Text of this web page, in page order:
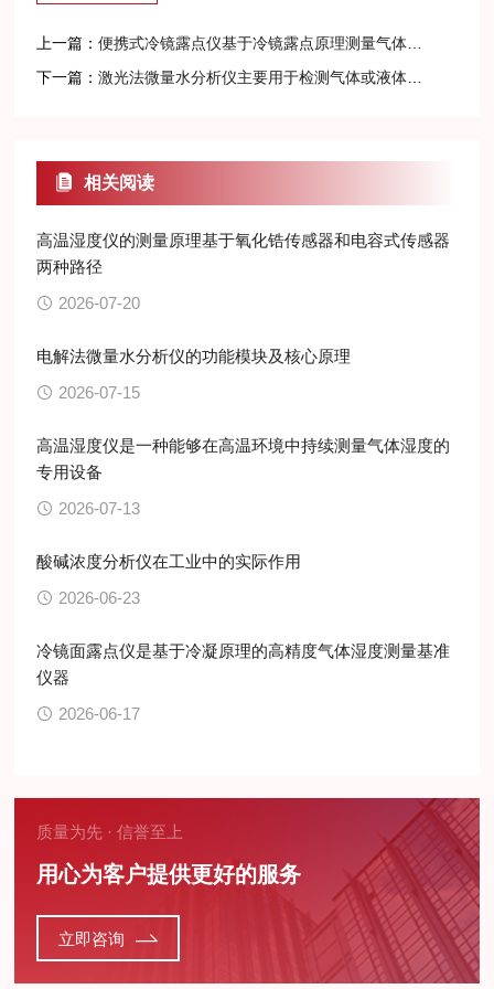
上一篇：便携式冷镜露点仪基于冷镜露点原理测量气体湿度
下一篇：激光法微量水分析仪主要用于检测气体或液体中的微量水分含量
相关阅读
高温湿度仪的测量原理基于氧化锆传感器和电容式传感器
两种路径
2026-07-20
电解法微量水分析仪的功能模块及核心原理
2026-07-15
高温湿度仪是一种能够在高温环境中持续测量气体湿度的
专用设备
2026-07-13
酸碱浓度分析仪在工业中的实际作用
2026-06-23
冷镜面露点仪是基于冷凝原理的高精度气体湿度测量基准
仪器
2026-06-17
质量为先 · 信誉至上
用心为客户提供更好的服务
立即咨询